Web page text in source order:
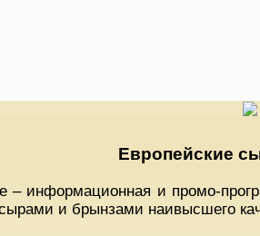
Европейские
– информационная и промо-
и брынзами наивысшего